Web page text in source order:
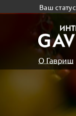
Ваш
О Гавриш